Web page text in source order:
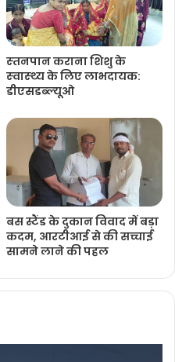
स्‍तनपान कराना शिशु के
स्‍वास्‍थ्‍य के लिए लाभदायक:
डीएसडब्‍ल्‍यूओ
बस स्टैंड के दुकान विवाद में बड़ा
कदम, आरटीआई से की सच्चाई
सामने लाने की पहल